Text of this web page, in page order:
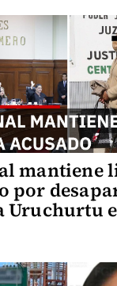
mantiene
por
Uruchurtu